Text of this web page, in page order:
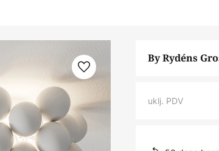
By Rydéns
uklj. PDV